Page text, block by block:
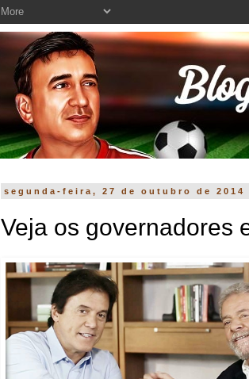
segunda-feira, 27 de outubro de 2014
Veja os governadores